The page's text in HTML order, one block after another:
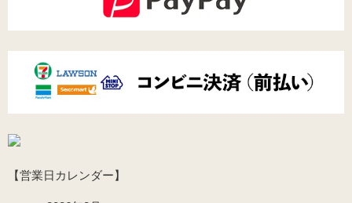
【営業日カレンダー】